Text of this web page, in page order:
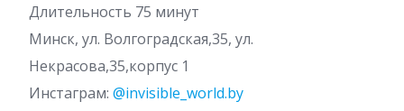
Длительность 75 минут
Минск, ул. Волгоградская,35, ул.
Некрасова,35,корпус 1
Инстаграм: @invisible_world.by